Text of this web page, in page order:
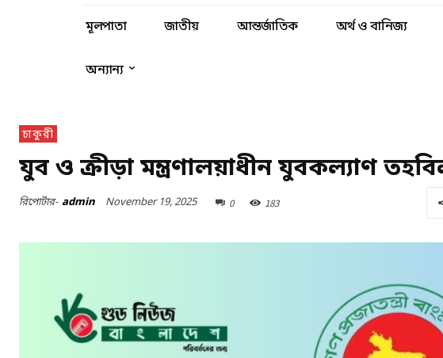
মূলপাতা জাতীয় আন্তর্জাতিক অর্থ ও বানিজ্য
অন্যান্য
চাকুরী
যুব ও ক্রীড়া মন্ত্রণালয়াধীন যুবকল্যাণ
রিপোর্টার- admin November 19, 2025 0 183